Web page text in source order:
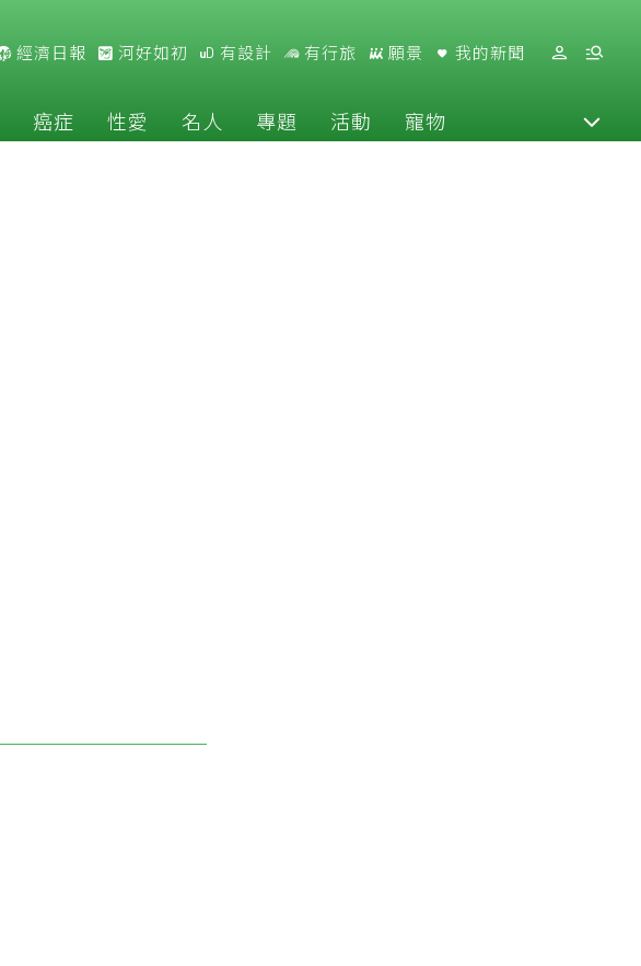
經濟日報 河好如初 有設計 有行旅 願景 我的新聞
癌症 性愛 名人 專題 活動 寵物